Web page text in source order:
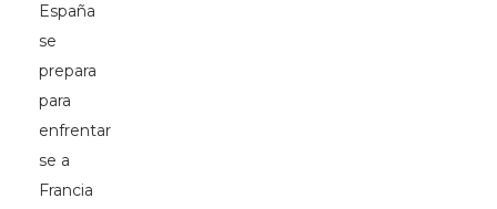
España
se
prepara
para
enfrentar
se a
Francia